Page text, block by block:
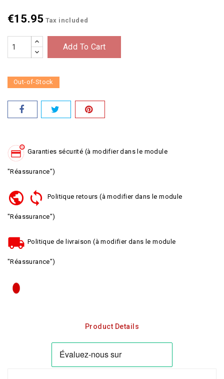
€15.95 Tax included
Add To Cart
Out-of-Stock
Garanties sécurité (à modifier dans le module
"Réassurance")
Politique retours (à modifier dans le module
"Réassurance")
Politique de livraison (à modifier dans le module
"Réassurance")
Product Details